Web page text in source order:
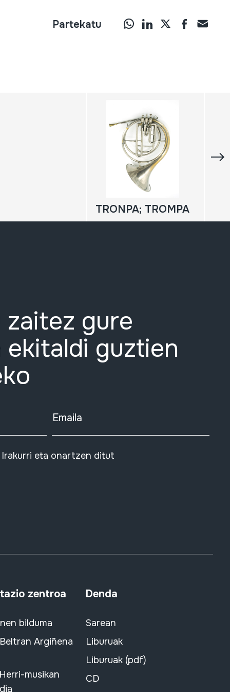
Partekatu
TRONPA; TROMPA
gure
ekitaldi guztien
Emaila
Irakurri eta onartzen ditut
zentroa
bilduma
Argiñena
musikan
Denda
Sarean
Liburuak
Liburuak (pdf)
CD